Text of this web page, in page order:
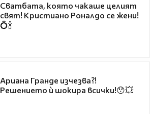
Сватбата, която чакаше целият
свят! Кристиано Роналдо се жени!
💍🍾
Ариана Гранде изчезва?!
Решението ѝ шокира всички!😯💥